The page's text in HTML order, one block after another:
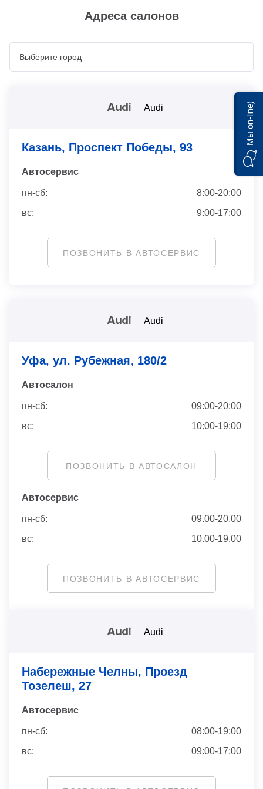
Адреса салонов
Audi
Казань, Проспект Победы, 93
Автосервис
пн-сб:
8:00-20:00
вс:
9:00-17:00
ПОЗВОНИТЬ В АВТОСЕРВИС
Audi
Уфа, ул. Рубежная, 180/2
Автосaлон
пн-сб:
09:00-20:00
вс:
10:00-19:00
ПОЗВОНИТЬ В АВТОСАЛОН
Автосервис
пн-сб:
09.00-20.00
вс:
10.00-19.00
ПОЗВОНИТЬ В АВТОСЕРВИС
Audi
Набережные Челны, Проезд
Тозелеш, 27
Автосервис
пн-сб:
08:00-19:00
вс:
09:00-17:00
Мы on-line)